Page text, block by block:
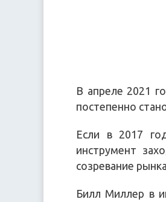
В апреле 2021
постепенно
Если в 2017
инструмент
созревание
Билл Миллер в